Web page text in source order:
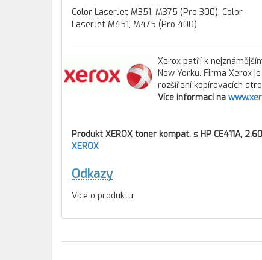
Color LaserJet M351, M375 (Pro 300), Color
LaserJet M451, M475 (Pro 400)
Xerox patří k
New Yorku. Firma Xerox
rozšíření kopírovacích
Více informací na
Produkt XEROX toner kompat. s HP CE411A,
XEROX
Odkazy
Více o produktu: